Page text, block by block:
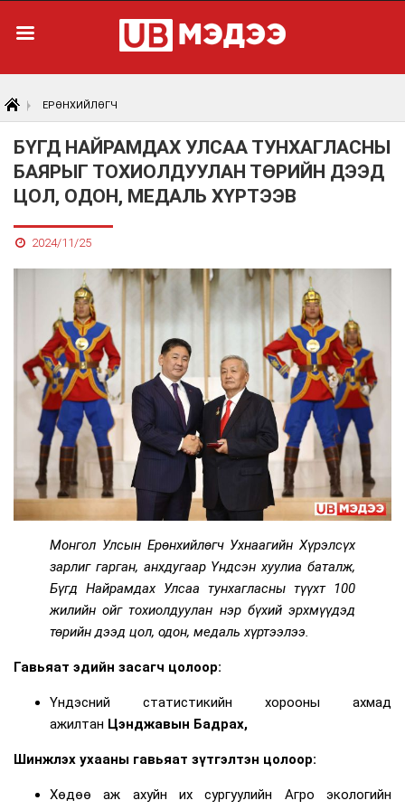
ЕРӨНХИЙЛӨГЧ
БҮГД НАЙРАМДАХ УЛСАА ТУНХАГЛАСНЫ
БАЯРЫГ ТОХИОЛДУУЛАН ТӨРИЙН ДЭЭД
ЦОЛ, ОДОН, МЕДАЛЬ ХҮРТЭЭВ
2024/11/25
Монгол Улсын Ерөнхийлөгч Ухнаагийн Хүрэлсүх
зарлиг гарган, анхдугаар Үндсэн хуулиа баталж,
Бүгд Найрамдах Улсаа тунхагласны түүхт 100
жилийн ойг тохиолдуулан нэр бүхий эрхмүүдэд
төрийн дээд цол, одон, медаль хүртээлээ.
Гавьяат эдийн засагч цолоор:
Үндэсний статистикийн хорооны ахмад
ажилтан Цэнджавын Бадрах,
Шинжлэх ухааны гавьяат зүтгэлтэн цолоор:
Хөдөө аж ахуйн их сургуулийн Агро экологийн